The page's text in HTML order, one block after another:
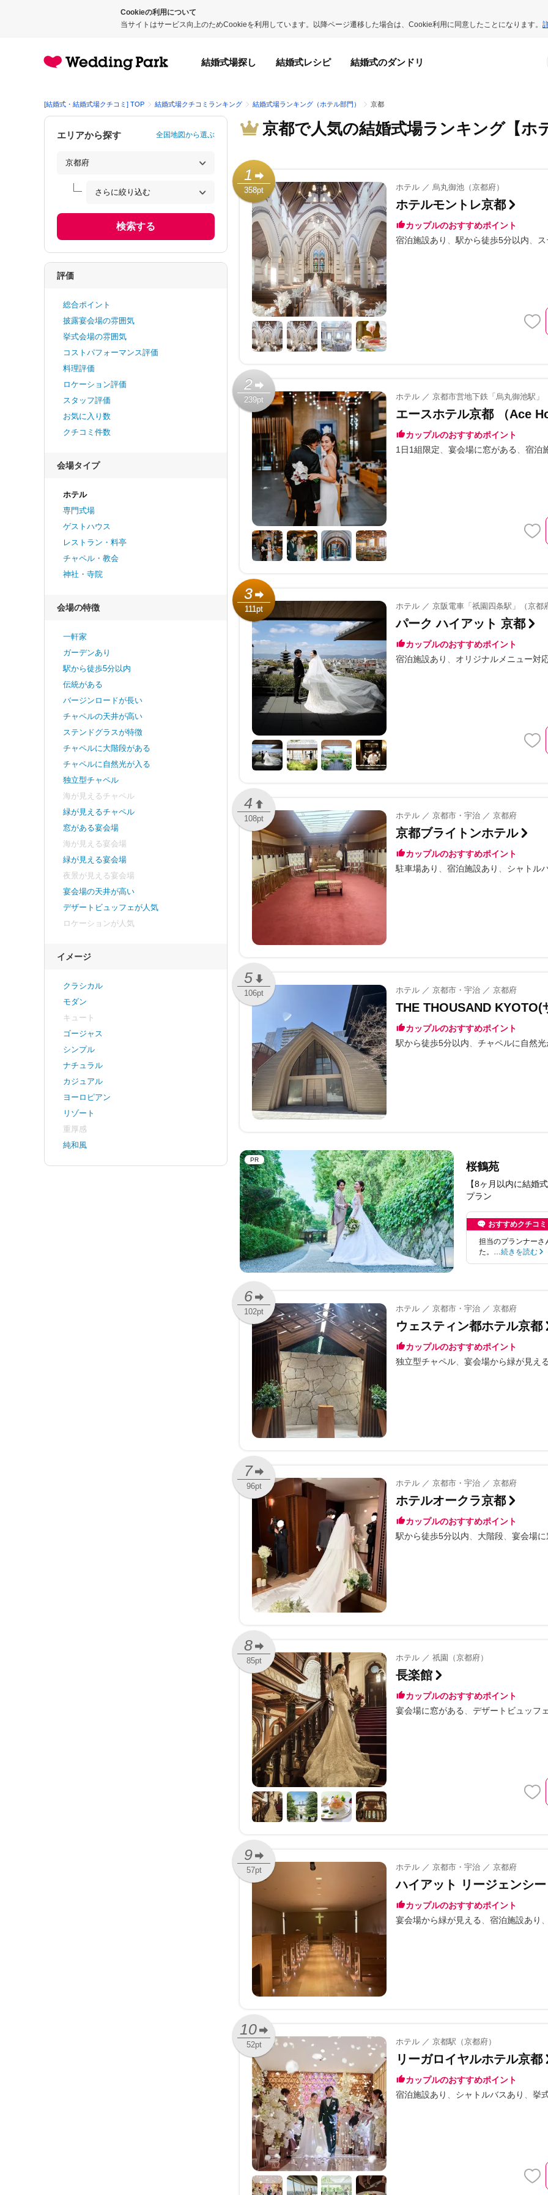
Cookieの利用について
当サイトはサービス向上のためCookieを利用しています。以降ページ遷移した場合は、Cookie利用に同意したことになります。
結婚式場探し 結婚式レシピ 結婚式のダンドリ
[結婚式・結婚式場クチコミ] TOP 結婚式場クチコミランキング 結婚式場ランキング（ホテル部門） 京都
京都で人気の結婚式場ランキング【ホ
1
358pt ホテル ／ 烏丸御池（京都府）
ホテルモントレ京都
カップルのおすすめポイント
宿泊施設あり
駅から徒歩5分以内
2
239pt ホテル ／ 京都市営地下鉄「烏丸御池駅」
エースホテル京都 （Ace
カップルのおすすめポイント
1日1組限定
宴会場に窓がある 宿泊
3
111pt ホテル ／ 京阪電車「祇園四条駅」（京都
パーク ハイアット 京都
カップルのおすすめポイント
宿泊施設あり
オリジナルメニュー対
4
108pt ホテル ／ 京都市・宇治 ／ 京都府
京都ブライトンホテル
カップルのおすすめポイント
駐車場あり
宿泊施設あり シャトル
5
106pt ホテル ／ 京都市・宇治 ／ 京都府
THE THOUSAND KYOTO(
カップルのおすすめポイント
駅から徒歩5分以内
チャペルに自然
PR
桜鶴苑
【8ヶ月以内に結婚
プラン
おすすめクチコミ
担当のプランナーさ
た。…続きを読む
6
102pt ホテル ／ 京都市・宇治 ／ 京都府
ウェスティン都ホテル京都
カップルのおすすめポイント
独立型チャペル
宴会場から緑が見え
7
96pt ホテル ／ 京都市・宇治 ／ 京都府
ホテルオークラ京都
カップルのおすすめポイント
駅から徒歩5分以内
大階段 宴会場
8
85pt ホテル ／ 祇園（京都府）
長楽館
カップルのおすすめポイント
宴会場に窓がある
デザートビュッフ
9
57pt ホテル ／ 京都市・宇治 ／ 京都府
ハイアット リージェンシ
カップルのおすすめポイント
宴会場から緑が見える
宿泊施設あり
10
52pt ホテル ／ 京都駅（京都府）
リーガロイヤルホテル京都
カップルのおすすめポイント
宿泊施設あり
シャトルバスあり 挙
エリアから探す 全国地図から選ぶ
検索する
評価
総合ポイント
披露宴会場の雰囲気
挙式会場の雰囲気
コストパフォーマンス評価
料理評価
ロケーション評価
スタッフ評価
お気に入り数
クチコミ件数
会場タイプ
ホテル
専門式場
ゲストハウス
レストラン・料亭
チャペル・教会
神社・寺院
会場の特徴
一軒家
ガーデンあり
駅から徒歩5分以内
伝統がある
バージンロードが長い
チャペルの天井が高い
ステンドグラスが特徴
チャペルに大階段がある
チャペルに自然光が入る
独立型チャペル
海が見えるチャペル
緑が見えるチャペル
窓がある宴会場
海が見える宴会場
緑が見える宴会場
夜景が見える宴会場
宴会場の天井が高い
デザートビュッフェが人気
ロケーションが人気
イメージ
クラシカル
モダン
キュート
ゴージャス
シンプル
ナチュラル
カジュアル
ヨーロピアン
リゾート
重厚感
純和風